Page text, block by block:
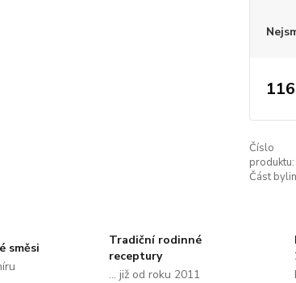
Číslo
produktu:
Část
směsi
Tradiční rodinné
receptury
... již od roku 2011